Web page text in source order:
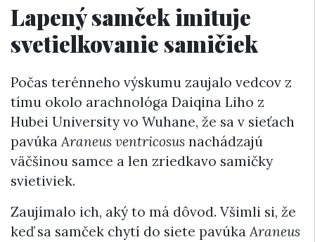
Lapený samček imituje
svetielkovanie samičiek
Počas terénneho výskumu zaujalo vedcov z
tímu okolo arachnológa Daiqina Liho z
Hubei University vo Wuhane, že sa v sieťach
pavúkaAraneus ventricosus nachádzajú
väčšinou samce a len zriedkavo samičky
svietiviek.
Zaujímalo ich, aký to má dôvod. Všimli si, že
keď sa samček chytí do siete pavúkaAraneus